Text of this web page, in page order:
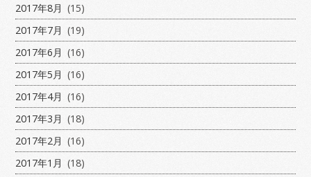
2017年8月 (15)
2017年7月 (19)
2017年6月 (16)
2017年5月 (16)
2017年4月 (16)
2017年3月 (18)
2017年2月 (16)
2017年1月 (18)